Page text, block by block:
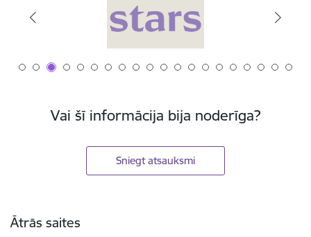
Vai šī informācija bija noderīga?
Sniegt atsauksmi
Ātrās saites